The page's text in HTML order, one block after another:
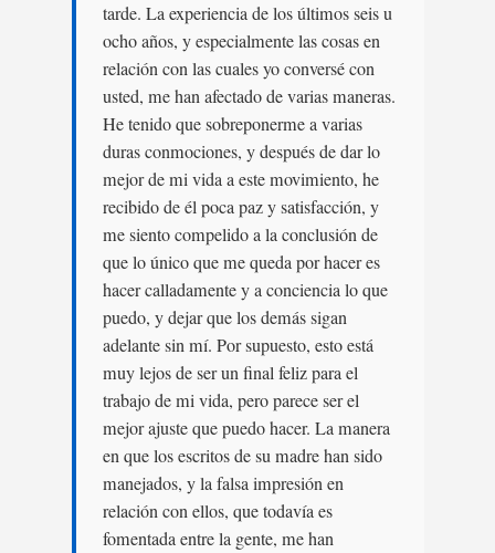
tarde. La experiencia de los últimos seis u
ocho años, y especialmente las cosas en
relación con las cuales yo conversé con
usted, me han afectado de varias maneras.
He tenido que sobreponerme a varias
duras conmociones, y después de dar lo
mejor de mi vida a este movimiento, he
recibido de él poca paz y satisfacción, y
me siento compelido a la conclusión de
que lo único que me queda por hacer es
hacer calladamente y a conciencia lo que
puedo, y dejar que los demás sigan
adelante sin mí. Por supuesto, esto está
muy lejos de ser un final feliz para el
trabajo de mi vida, pero parece ser el
mejor ajuste que puedo hacer. La manera
en que los escritos de su madre han sido
manejados, y la falsa impresión en
relación con ellos, que todavía es
fomentada entre la gente, me han